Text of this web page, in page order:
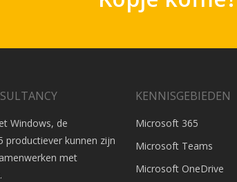
Windows, de
productiever kunnen zijn
met
KENNISGEBIEDEN
Microsoft 365
Microsoft Teams
Microsoft OneDrive